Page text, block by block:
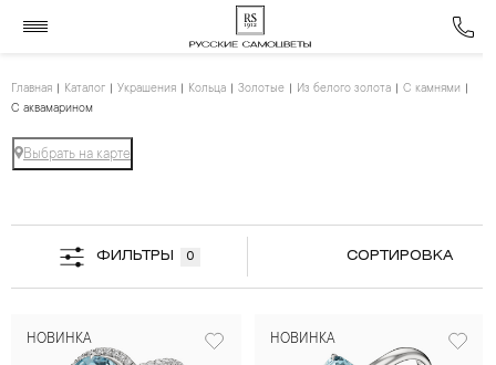
Главная Каталог Украшения Кольца Золотые Из белого золота
С камнями
С аквамарином
Выбрать на карте
ФИЛЬТРЫ 0 СОРТИРОВКА
НОВИНКА НОВИНКА